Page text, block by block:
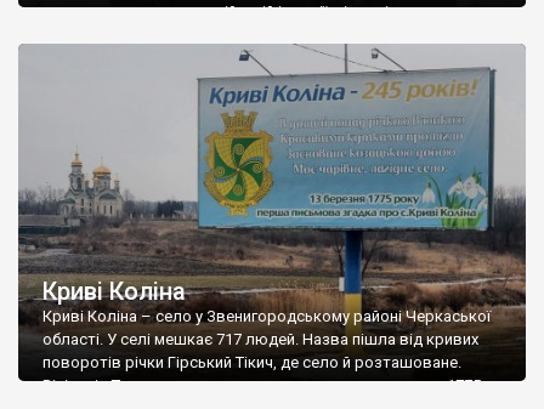
державним селом в російській імперії, відповідно селяни
знайшли пісковикові надгробки архаїчного типу, втім вони
датуються вже 20 століттям, і не є дуже давніми. Нині у
Криві Коліна
Криві Коліна – село у Звенигородському районі Черкаської
області. У селі мешкає 717 людей. Назва пішла від кривих
поворотів річки Гірський Тікич, де село й розташоване.
Вікіпедія Перша письмова згадка про село датується 1775